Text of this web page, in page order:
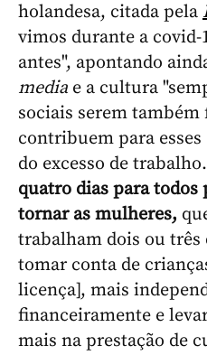
holandesa, citada pela
vimos durante a covid-
antes", apontando
media e a cultura
sociais serem também
contribuem para
do excesso de
quatro dias para todos
tornar as mulheres,
trabalham dois ou três
tomar conta de
licença], mais
financeiramente e
mais na prestação de